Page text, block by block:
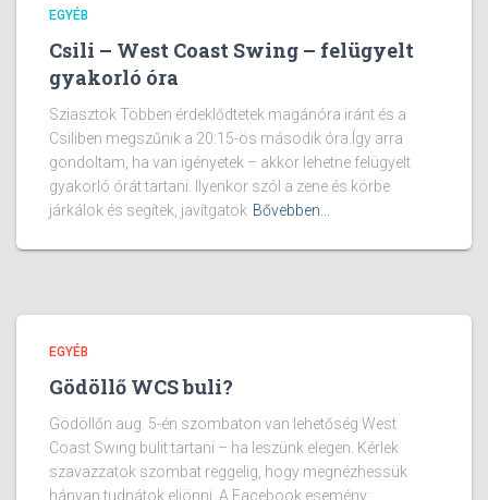
EGYÉB
Csili – West Coast Swing – felügyelt
gyakorló óra
Sziasztok Többen érdeklődtetek magánóra iránt és a
Csiliben megszűnik a 20:15-ös második óra.Így arra
gondoltam, ha van igényetek – akkor lehetne felügyelt
gyakorló órát tartani. Ilyenkor szól a zene és körbe
járkálok és segítek, javítgatok Bővebben...
EGYÉB
Gödöllő WCS buli?
Gödöllőn aug. 5-én szombaton van lehetőség West
Coast Swing bulit tartani – ha leszünk elegen. Kérlek
szavazzatok szombat reggelig, hogy megnézhessük
hányan tudnátok eljönni. A Facebook esemény: